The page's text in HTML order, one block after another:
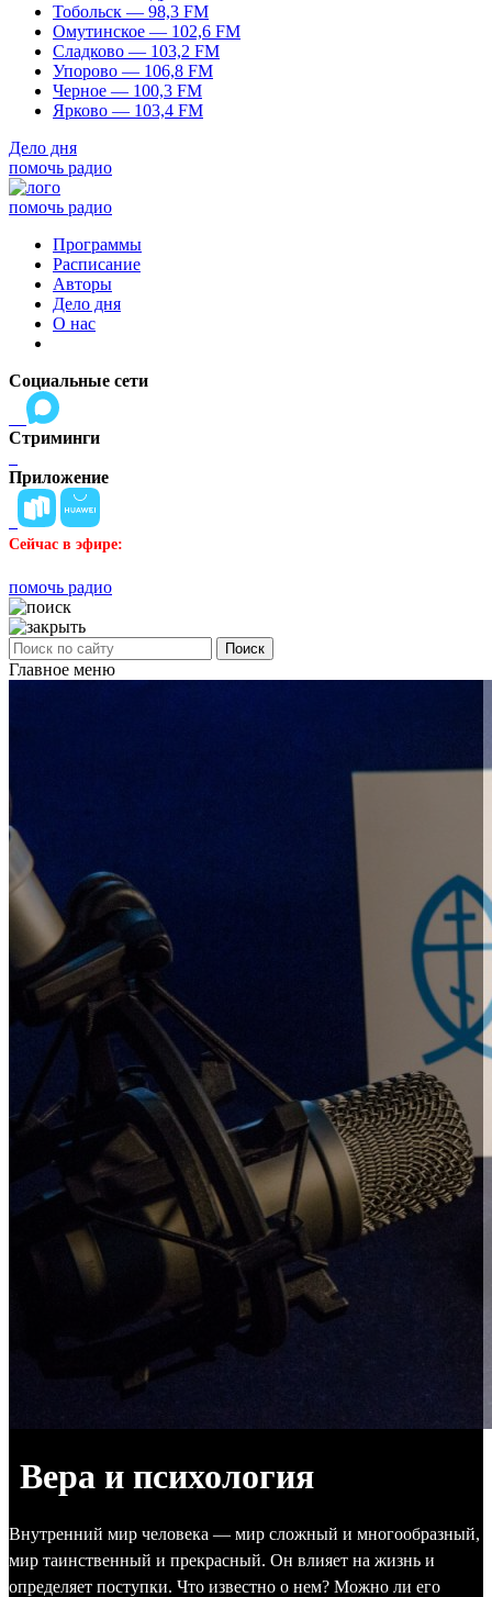
Тобольск — 98,3 FM
Омутинское — 102,6 FM
Сладково — 103,2 FM
Упорово — 106,8 FM
Черное — 100,3 FM
Ярково — 103,4 FM
Дело дня
помочь радио
помочь радио
Программы
Расписание
Авторы
Дело дня
О нас
Социальные сети
Стриминги
Приложение
Сейчас в эфире:
помочь радио
Поиск
Главное меню
Вера и психология
Внутренний мир человека — мир сложный и многообразный,
мир таинственный и прекрасный. Он влияет на жизнь и
определяет поступки. Что известно о нем? Можно ли его